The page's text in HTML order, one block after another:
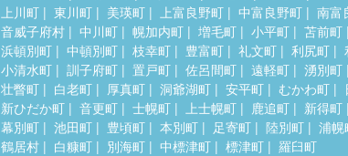
上川町
東川町 美瑛町 上富良野町 中富良野町 南富
音威子府村
中川町 幌加内町 増毛町 小平町 苫前町
浜頓別町
中頓別町 枝幸町 豊富町 礼文町 利尻町
小清水町
訓子府町 置戸町 佐呂間町 遠軽町 湧別町
壮瞥町
白老町 厚真町 洞爺湖町 安平町 むかわ町
新ひだか町
音更町 士幌町 上士幌町 鹿追町 新得町
幕別町
池田町 豊頃町 本別町 足寄町 陸別町 浦幌
鶴居村
白糠町 別海町 中標津町 標津町 羅臼町